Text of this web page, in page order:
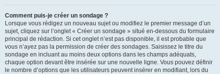
Comment puis-je créer un sondage ?
Lorsque vous rédigez un nouveau sujet ou modifiez le premier message d’un
sujet, cliquez sur l’onglet « Créer un sondage » situé en-dessous du formulaire
principal de rédaction. Si cet onglet n’est pas disponible, il est probable que
vous n’ayez pas la permission de créer des sondages. Saisissez le titre du
sondage en incluant au moins deux options dans les champs adéquats,
chaque option devant être insérée sur une nouvelle ligne. Vous pouvez définir
le nombre d’options que les utilisateurs peuvent insérer en modifiant, lors du